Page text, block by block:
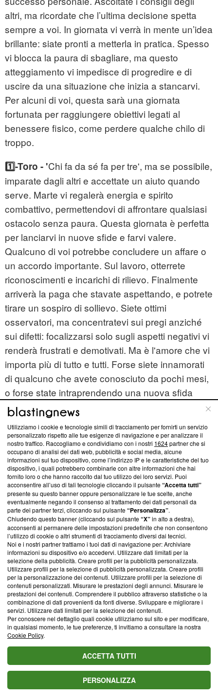
altri, ma ricordate che l’ultima decisione spetta
sempre a voi. In giornata vi verrà in mente un’idea
brillante: siate pronti a metterla in pratica. Spesso
vi blocca la paura di sbagliare, ma questo
atteggiamento vi impedisce di progredire e di
uscire da una situazione che inizia a stancarvi.
Per alcuni di voi, questa sarà una giornata
fortunata per raggiungere obiettivi legati al
benessere fisico, come perdere qualche chilo di
troppo.
1️⃣-Toro - 'Chi fa da sé fa per tre', ma se possibile,
imparate dagli altri e accettate un aiuto quando
serve. Marte vi regalerà energia e spirito
combattivo, permettendovi di affrontare qualsiasi
ostacolo senza paura. Questa giornata è perfetta
per lanciarvi in nuove sfide e farvi valere.
Qualcuno di voi potrebbe concludere un affare o
un accordo importante. Sul lavoro, otterrete
riconoscimenti e incarichi di rilievo. Finalmente
arriverà la paga che stavate aspettando, e potrete
tirare un sospiro di sollievo. Siete ottimi
osservatori, ma concentratevi sui pregi anziché
sui difetti: focalizzarsi solo sugli aspetti negativi vi
renderà frustrati e demotivati. Ma è l'amore che vi
importa più di tutto e tutti. Forse siete innamorati
di qualcuno che avete conosciuto da pochi mesi,
o forse state intraprendendo una nuova sfida
sentimentale. In ogni caso: entro l'estate sarà
tutto più chiaro, intanto assaporate la bellezza di
un cuore che batte all'impazzata.
© RIPRODUZIONE VIETATA
Content sponsored by Outbrain
Di tendenza oggi
L'oroscopo di domani
8 agosto 2026 con
classifica: 1ﾟToro,
finalmente
riconquista la vetta
Oroscopo e classifica
del 10 agosto:
Sagittario al 2ﾟposto,
Bilancia vola in
amore
L'oroscopo di domani
7 agosto e classifica:
Pesci al 1ﾟposto, in
arrivo occasioni
preziose
Anna Giornale
Contributor
Con Blasting News dal 2014. Mi occupo di Tv e nel tempo libero
scruto le stelle in cerca di risposte. Per info e collaborazioni ➡️
Utilizziamo i cookie e tecnologie simili di tracciamento per fornirti un servizio
personalizzato rispetto alle tue esigenze di navigazione e per analizzare il
nostro traffico. Raccogliamo e condividiamo con i nostri 1624partner che si
occupano di analisi dei dati web, pubblicità e social media, alcune
informazioni sul tuo dispositivo, come l’indirizzo IP e le caratteristiche del tuo
dispositivo, i quali potrebbero combinarle con altre informazioni che hai
fornito loro o che hanno raccolto dal tuo utilizzo dei loro servizi. Puoi
acconsentire all’uso di tali tecnologie cliccando il pulsante“Accetta tutti”
presente su questo banner oppure personalizzare le tue scelte, anche
eventualmente negando il consenso al trattamento dei dati personali da
parte dei partner terzi, cliccando sul pulsante“Personalizza”.
Chiudendo questo banner (cliccando sul pulsante“X”in alto a destra),
acconsenti al permanere delle impostazioni predefinite che non consentono
l’utilizzo di cookie o altri strumenti di tracciamento diversi dai tecnici.
Noi e i nostri partner trattiamo i tuoi dati di navigazione per: Archiviare
informazioni su dispositivo e/o accedervi. Utilizzare dati limitati per la
selezione della pubblicità. Creare profili per la pubblicità personalizzata.
Utilizzare profili per la selezione di pubblicità personalizzata. Creare profili
per la personalizzazione dei contenuti. Utilizzare profili per la selezione di
contenuti personalizzati. Misurare le prestazioni degli annunci. Misurare le
prestazioni dei contenuti. Comprendere il pubblico attraverso statistiche o la
combinazione di dati provenienti da fonti diverse. Sviluppare e migliorare i
servizi. Utilizzare dati limitati per la selezione dei contenuti.
Per conoscere nel dettaglio quali cookie utilizziamo sul sito e per modificare,
in qualsiasi momento, le tue preferenze, ti invitiamo a consultare la nostra
Cookie Policy.
ACCETTA TUTTI
PERSONALIZZA